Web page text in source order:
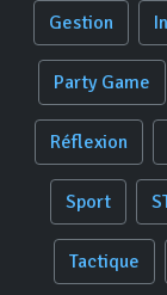
Gestion
Party Game
Réflexion
Sport
Tactique